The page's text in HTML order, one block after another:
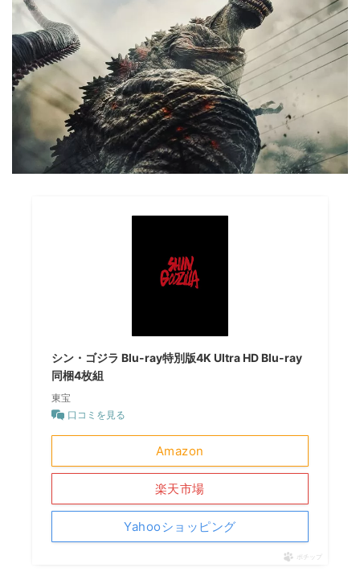
シン・ゴジラ Blu-ray特別版4K Ultra HD Blu-ray
同梱4枚組
東宝
口コミを見る
Amazon
楽天市場
Yahooショッピング
ポチップ